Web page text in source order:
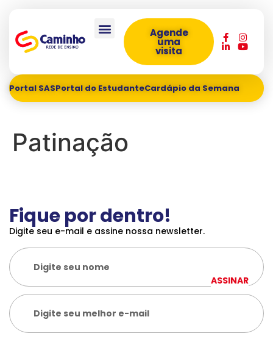
Agende
uma
visita
Portal SASPortal do EstudanteCardápio da Semana
Patinação
Fique por dentro!
Digite seu e-mail e assine nossa newsletter.
ASSINAR